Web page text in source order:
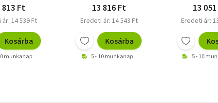
813 Ft
14 539 Ft
Kosárba
munkanap
13 816 Ft
Eredeti ár: 14 543 Ft
Kosárba
5 - 10 munkanap
13
Eredeti ár:
5 - 10